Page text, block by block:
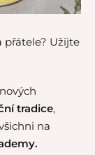
přátele? Užijte
tradice,
na